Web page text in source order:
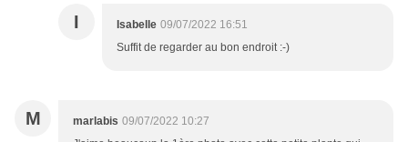
I Isabelle 09/07/2022 16:51
Suffit de regarder au bon endroit :-)
M marlabis 09/07/2022 10:27